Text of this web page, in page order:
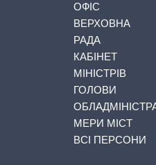
ОФІС
ВЕРХОВНА
РАДА
КАБІНЕТ
МІНІСТРІВ
ГОЛОВИ
МЕРИ МІСТ
ВСІ ПЕРСОНИ